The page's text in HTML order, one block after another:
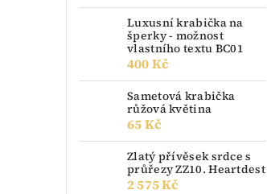
Luxusní krabička na
šperky - možnost
vlastního textu BC01
400 Kč
Sametová krabička
růžová květina
65 Kč
Zlatý přívěsek srdce s
průřezy ZZ10. Heartdest
2 575 Kč